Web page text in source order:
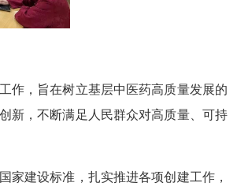
，旨在树立基层中医药高质量发展的
新，不断满足人民群众对高质量、可持
建设标准，扎实推进各项创建工作，